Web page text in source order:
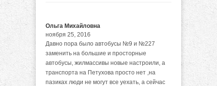
Ольга Михайловна
ноября 25, 2016
Давно пора было автобусы №9 и №227
заменить на большие и просторные
автобусы, жилмассивы новые настроили, а
транспорта на Петухова просто нет ,на
пазиках люди не могут все уехать, а сейчас